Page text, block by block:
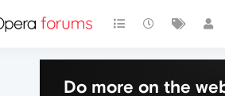
Do more on the